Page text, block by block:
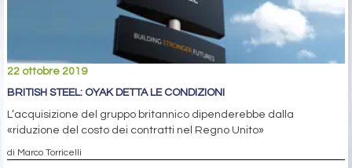
22 ottobre 2019
BRITISH STEEL: OYAK DETTA LE CONDIZIONI
L’acquisizione del gruppo britannico dipenderebbe dalla
«riduzione del costo dei contratti nel Regno Unito»
di Marco Torricelli